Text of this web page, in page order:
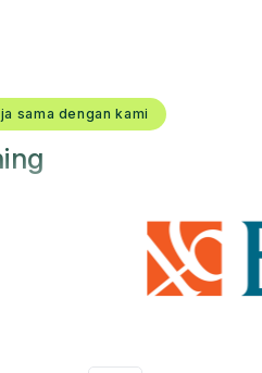
sama dengan kami